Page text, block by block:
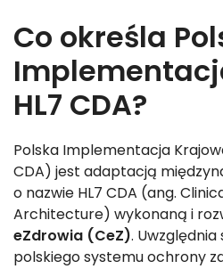
Co określa
HL7 CDA?
Polska Implementacja
CDA) jest adaptacją
o nazwie HL7 CDA (ang.
Architecture) wykonaną i
eZdrowia (CeZ).
polskiego systemu ochrony